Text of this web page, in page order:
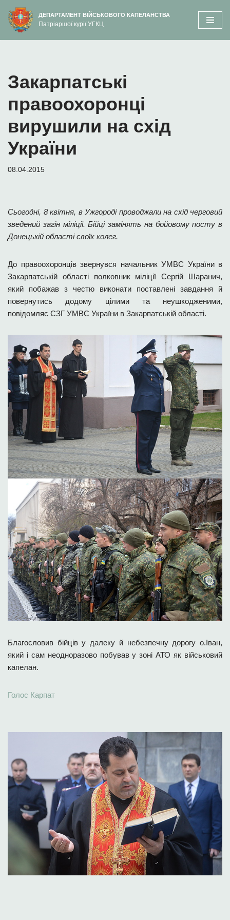
вмісту
Перейти
до
ДЕПАРТАМЕНТ ВІЙСЬКОВОГО КАПЕЛАНСТВА
Патріаршої курії УГКЦ
Закарпатські
правоохоронці
вирушили на схід
України
08.04.2015
Сьогодні, 8 квітня, в Ужгороді проводжали на схід черговий
зведений загін міліції. Бійці замінять на бойовому посту в
Донецькій області своїх колег.
До правоохоронців звернувся начальник УМВС України в
Закарпатській області полковник міліції Сергій Шаранич,
який побажав з честю виконати поставлені завдання й
повернутись додому цілими та неушкодженими,
повідомляє СЗГ УМВС України в Закарпатській області.
Благословив бійців у далеку й небезпечну дорогу о.Іван,
який і сам неодноразово побував у зоні АТО як військовий
капелан.
Голос Карпат